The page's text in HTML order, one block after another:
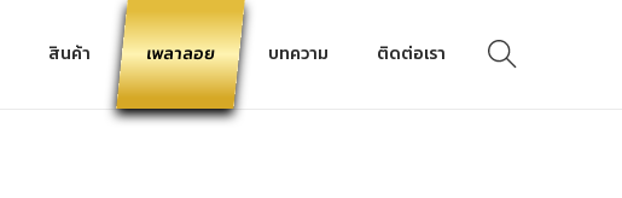
สินค้า เพลาลอย บทความ ติดต่อเรา